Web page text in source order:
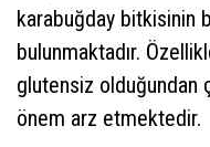
karabuğday bitkisinin
bulunmaktadır.
glutensiz olduğundan
önem arz etmektedir.